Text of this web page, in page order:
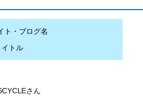
ト・ブログ名
トル
さん